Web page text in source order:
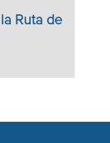
Ruta de